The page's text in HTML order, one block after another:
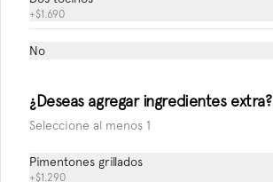
Agua Mineral sin gas
+$1.690
No
¿Deseas agregar ingredientes extra?
Seleccione al menos 1
Pimentones grillados
+$1.290